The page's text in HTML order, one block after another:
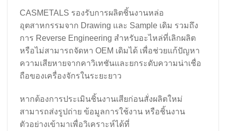
CASMETALS รองรับการผลิตชิ้นงานหล่อ
อุตสาหกรรมจาก Drawing และ Sample เดิม รวมถึง
การ Reverse Engineering สำหรับอะไหล่ที่เลิกผลิต
หรือไม่สามารถจัดหา OEM เดิมได้ เพื่อช่วยแก้ปัญหา
ความเสียหายจากคาวิเทชันและยกระดับความน่าเชื่อ
ถือของเครื่องจักรในระยะยาว
หากต้องการประเมินชิ้นงานเสียก่อนสั่งผลิตใหม่
สามารถส่งรูปถ่าย ข้อมูลการใช้งาน หรือชิ้นงาน
ตัวอย่างเข้ามาเพื่อวิเคราะห์ได้ที่